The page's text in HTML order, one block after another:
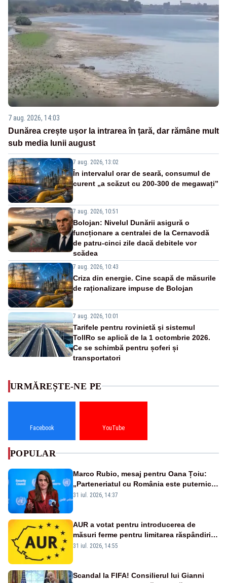
7 aug. 2026, 14:03
Dunărea crește ușor la intrarea în țară, dar rămâne mult
sub media lunii august
7 aug. 2026, 13:02
În intervalul orar de seară, consumul de
curent „a scăzut cu 200-300 de megawați”
7 aug. 2026, 10:51
Bolojan: Nivelul Dunării asigură o
funcționare a centralei de la Cernavodă
de patru-cinci zile dacă debitele vor
scădea
7 aug. 2026, 10:43
Criza din energie. Cine scapă de măsurile
de raționalizare impuse de Bolojan
7 aug. 2026, 10:01
Tarifele pentru rovinietă și sistemul
TollRo se aplică de la 1 octombrie 2026.
Ce se schimbă pentru șoferi și
transportatori
URMĂREȘTE-NE PE
Facebook YouTube
POPULAR
Marco Rubio, mesaj pentru Oana Țoiu:
„Parteneriatul cu România este puternic
și prețuit”
31 iul. 2026, 14:37
AUR a votat pentru introducerea de
măsuri ferme pentru limitarea răspândirii
virusului pestei porcine africane
31 iul. 2026, 14:55
Scandal la FIFA! Consilierul lui Gianni